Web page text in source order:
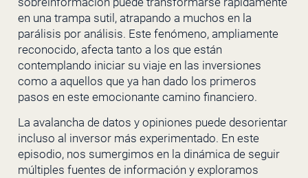
en una trampa sutil, atrapando a muchos en la
parálisis por análisis. Este fenómeno, ampliamente
reconocido, afecta tanto a los que están
contemplando iniciar su viaje en las inversiones
como a aquellos que ya han dado los primeros
pasos en este emocionante camino financiero.
La avalancha de datos y opiniones puede desorientar
incluso al inversor más experimentado. En este
episodio, nos sumergimos en la dinámica de seguir
múltiples fuentes de información y exploramos